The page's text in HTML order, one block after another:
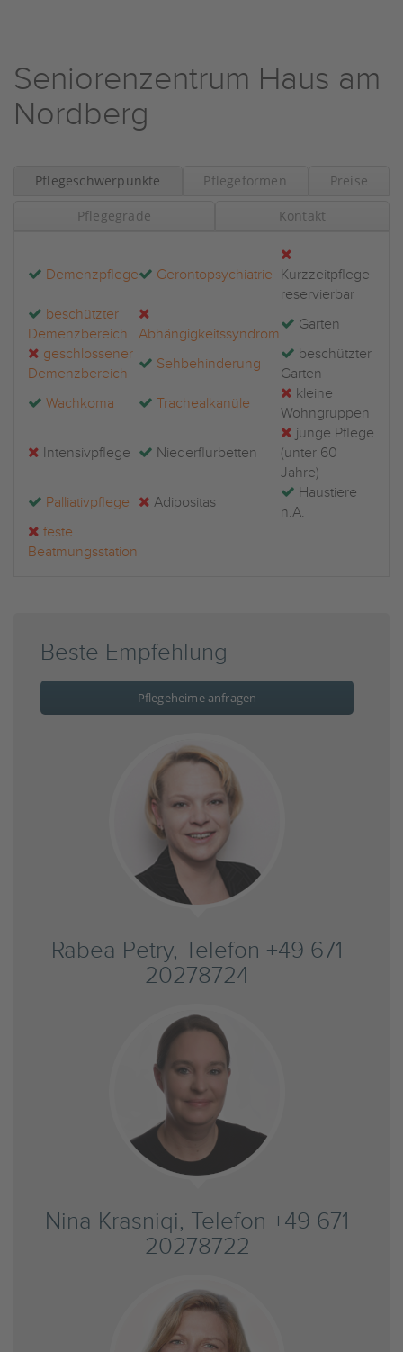
Seniorenzentrum Haus am
Nordberg
Pflegeschwerpunkte Pflegeformen Preise
Pflegegrade Kontakt
Demenzpflege Gerontopsychiatrie Kurzzeitpflege
reservierbar
beschützter
Demenzbereich
Abhängigkeitssyndrom
Garten
geschlossener
Demenzbereich
Sehbehinderung
beschützter
Garten
Wachkoma
Trachealkanüle
kleine
Wohngruppen
Intensivpflege Niederflurbetten
junge Pflege
(unter 60
Jahre)
Palliativpflege
Adipositas
Haustiere
n.A.
feste
Beatmungsstation
Beste Empfehlung
Pflegeheime anfragen
Rabea Petry, Telefon +49 671
20278724
Nina Krasniqi, Telefon +49 671
20278722